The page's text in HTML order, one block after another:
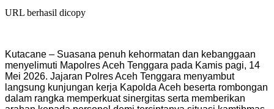
URL berhasil dicopy
Kutacane – Suasana penuh kehormatan dan kebanggaan
menyelimuti Mapolres Aceh Tenggara pada Kamis pagi, 14
Mei 2026. Jajaran Polres Aceh Tenggara menyambut
langsung kunjungan kerja Kapolda Aceh beserta rombongan
dalam rangka memperkuat sinergitas serta memberikan